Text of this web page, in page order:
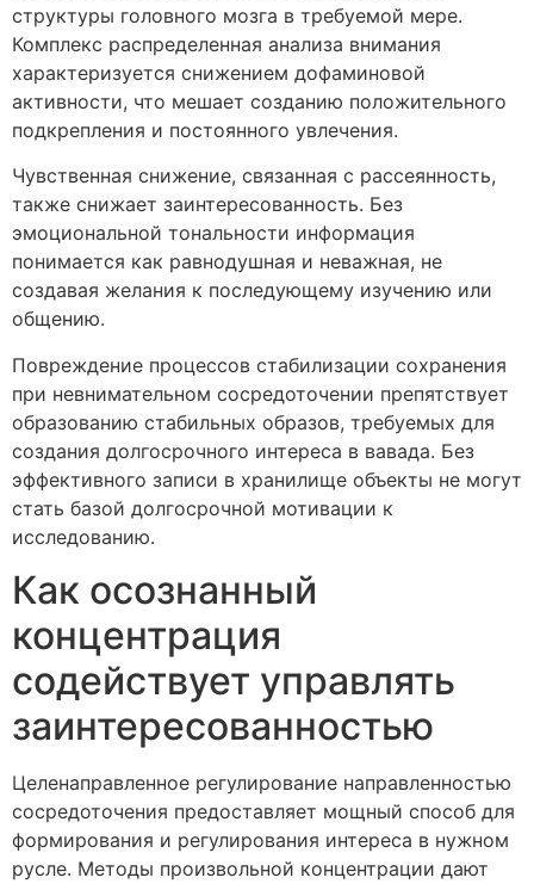
структуры головного мозга в требуемой мере.
Комплекс распределенная анализа внимания
характеризуется снижением дофаминовой
активности, что мешает созданию положительного
подкрепления и постоянного увлечения.
Чувственная снижение, связанная с рассеянность,
также снижает заинтересованность. Без
эмоциональной тональности информация
понимается как равнодушная и неважная, не
создавая желания к последующему изучению или
общению.
Повреждение процессов стабилизации сохранения
при невнимательном сосредоточении препятствует
образованию стабильных образов, требуемых для
создания долгосрочного интереса в вавада. Без
эффективного записи в хранилище объекты не могут
стать базой долгосрочной мотивации к
исследованию.
Как осознанный
концентрация
содействует управлять
заинтересованностью
Целенаправленное регулирование направленностью
сосредоточения предоставляет мощный способ для
формирования и регулирования интереса в нужном
русле. Методы произвольной концентрации дают